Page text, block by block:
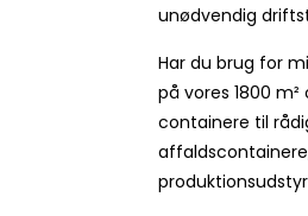
unødvendig
Har du brug for
på vores 1800
containere til